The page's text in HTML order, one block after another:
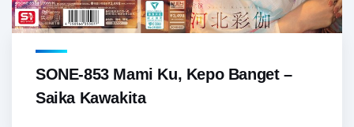
SONE-853 Mami Ku, Kepo Banget –
Saika Kawakita